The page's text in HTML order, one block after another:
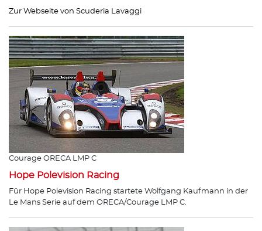
Zur Webseite von Scuderia Lavaggi
Courage ORECA LMP C
Hope Polevision Racing
Für Hope Polevision Racing startete Wolfgang Kaufmann in der
Le Mans Serie auf dem ORECA/Courage LMP C.